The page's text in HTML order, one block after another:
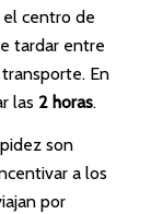
centro de
tardar entre
En
las 2 horas.
son
a los
por